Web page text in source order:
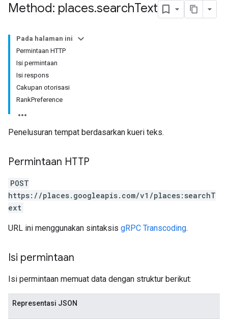
Method: places.searchText
Pada halaman ini
Permintaan HTTP
Isi permintaan
Isi respons
Cakupan otorisasi
RankPreference
Penelusuran tempat berdasarkan kueri teks.
Permintaan HTTP
POST
https://places.googleapis.com/v1/places:searchT
ext
URL ini menggunakan sintaksis gRPC Transcoding.
Isi permintaan
Isi permintaan memuat data dengan struktur berikut:
Representasi JSON